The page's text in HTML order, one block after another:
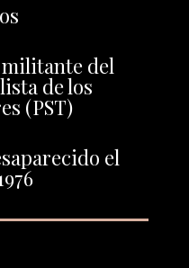
del
de los
(PST)
el